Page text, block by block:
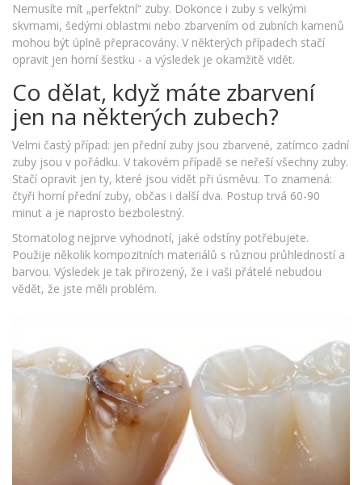
Nemusíte mít „perfektní“ zuby. Dokonce i zuby s velkými
skvrnami, šedými oblastmi nebo zbarvením od zubních kamenů
mohou být úplně přepracovány. V některých případech stačí
opravit jen horní šestku - a výsledek je okamžitě vidět.
Co dělat, když máte zbarvení
jen na některých zubech?
Velmi častý případ: jen přední zuby jsou zbarvené, zatímco zadní
zuby jsou v pořádku. V takovém případě se neřeší všechny zuby.
Stačí opravit jen ty, které jsou vidět při úsměvu. To znamená:
čtyři horní přední zuby, občas i další dva. Postup trvá 60-90
minut a je naprosto bezbolestný.
Stomatolog nejprve vyhodnotí, jaké odstíny potřebujete.
Použije několik kompozitních materiálů s různou průhledností a
barvou. Výsledek je tak přirozený, že i vaši přátelé nebudou
vědět, že jste měli problém.